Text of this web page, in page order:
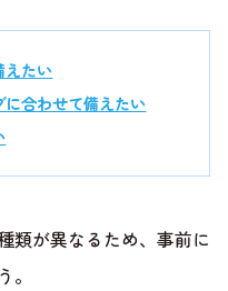
えたい
合わせて備えたい
類が異なるため、事前に